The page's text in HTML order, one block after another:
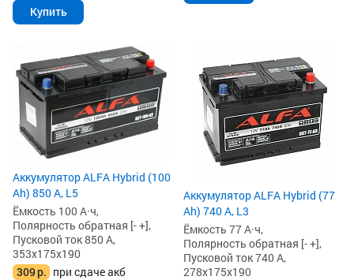
Купить
Аккумулятор ALFA Hybrid (100
Ah) 850 А, L5
Ёмкость 100 А·ч,
Полярность обратная [- +],
Пусковой ток 850 А,
353x175x190
309р. при сдаче акб
Аккумулятор ALFA Hybrid (77
Ah) 740 А, L3
Ёмкость 77 А·ч,
Полярность обратная [- +],
Пусковой ток 740 А,
278x175x190